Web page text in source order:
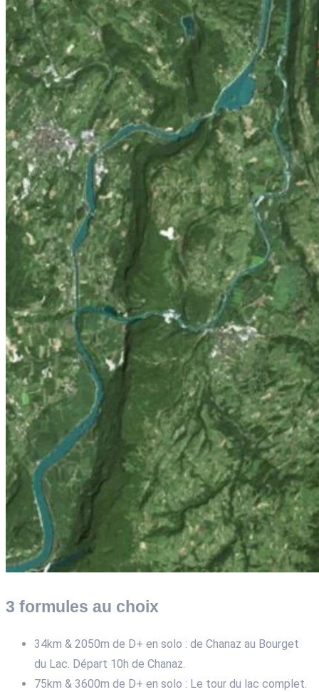
3 formules au choix
34km & 2050m de D+ en solo : de Chanaz au Bourget
du Lac. Départ 10h de Chanaz.
75km & 3600m de D+ en solo : Le tour du lac complet.